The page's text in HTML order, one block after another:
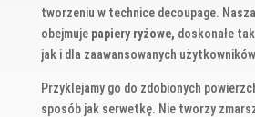
tworzeniu w technice decoupage.
obejmuje papiery ryżowe, doskonałe
jak i dla zaawansowanych
Przyklejamy go do zdobionych
sposób jak serwetkę. Nie tworzy